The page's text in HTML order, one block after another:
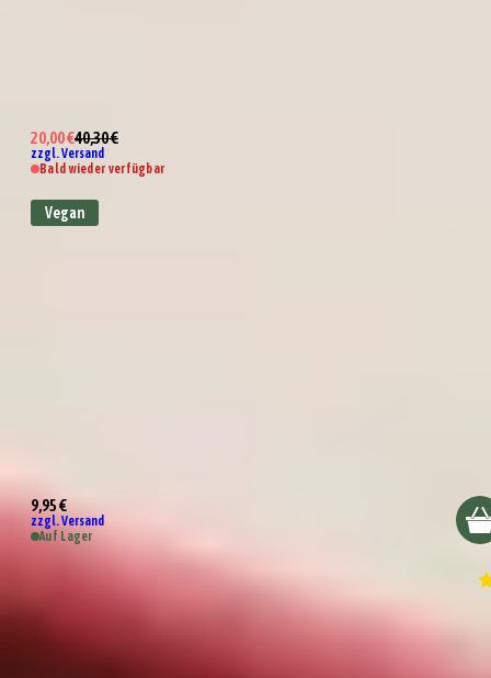
20,00 €40,30 €
zzgl. Versand
Bald wieder verfügbar
Vegan
9,95 €
zzgl. Versand
Auf Lager